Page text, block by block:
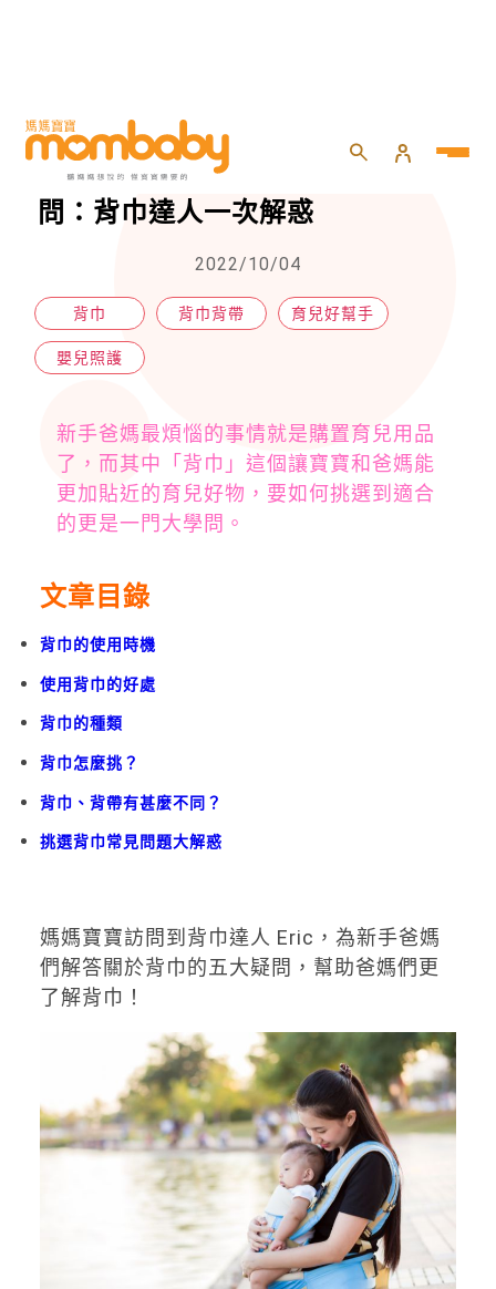
HOME 嬰兒 嬰兒照護
新手爸媽挑背巾最常有的5大疑
問：背巾達人一次解惑
2022/10/04
背巾 背巾背帶 育兒好幫手
嬰兒照護
新手爸媽最煩惱的事情就是購置育兒用品
了，而其中「背巾」這個讓寶寶和爸媽能
更加貼近的育兒好物，要如何挑選到適合
的更是一門大學問。
文章目錄
背巾的使用時機
使用背巾的好處
背巾的種類
背巾怎麼挑？
背巾、背帶有甚麼不同？
挑選背巾常見問題大解惑
媽媽寶寶訪問到背巾達人 Eric，為新手爸媽
們解答關於背巾的五大疑問， 幫助爸媽們更
了解背巾！